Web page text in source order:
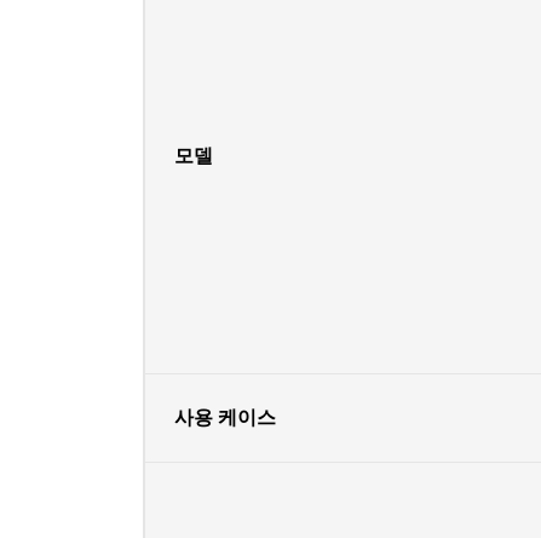
모델
사용 케이스